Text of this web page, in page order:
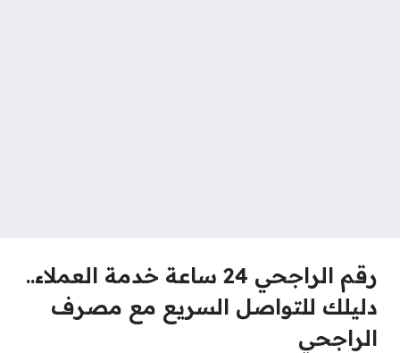
رقم الراجحي 24 ساعة خدمة العملاء..
دليلك للتواصل السريع مع مصرف
الراجحي